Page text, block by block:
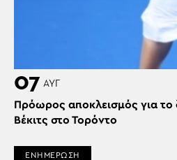
07 ΑΥΓ
Πρόωρος αποκλεισμός για το
Βέκιτς στο Τορόντο
ΕΝΗΜΕΡΩΣΗ